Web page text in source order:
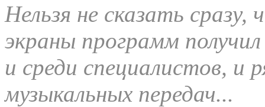
Нельзя не сказать
экраны программ
и среди специалистов, и
музыкальных передач...